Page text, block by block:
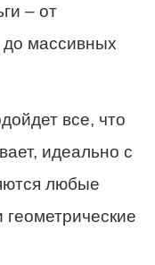
– от
до массивных
все, что
идеально с
любые